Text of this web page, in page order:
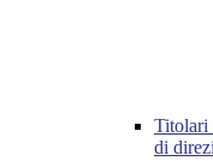
Titolari
di